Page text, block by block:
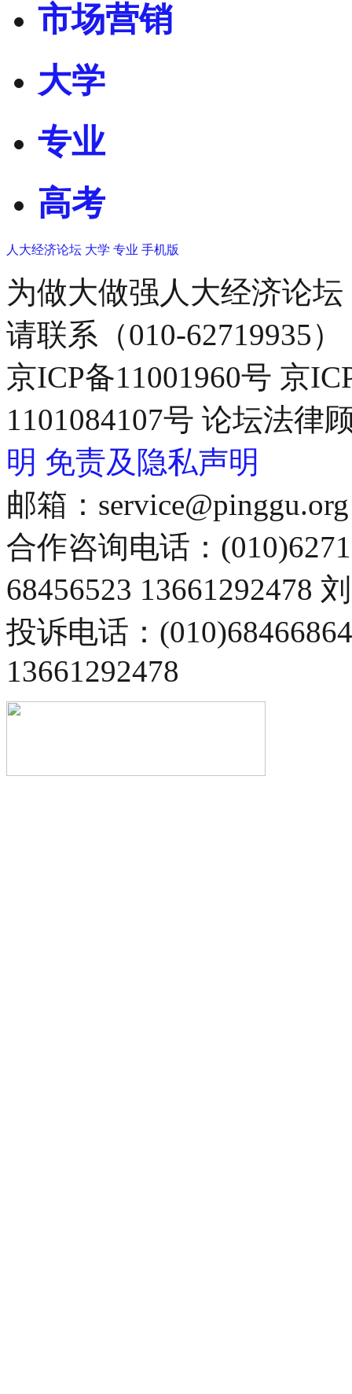
市场营销
大学
专业
高考
人大经济论坛 大学 专业 手机版
为做大做强人大经济论
请联系（010-62719935）
京ICP备11001960号 京
1101084107号 论坛法律
明 免责及隐私声明
邮箱：service@pinggu.org
合作咨询电话：
68456523 13661292478
投诉电话：
13661292478